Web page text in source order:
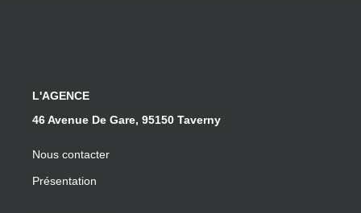
CONTACT
L'AGENCE
46 Avenue De Gare, 95150 Taverny
Nous contacter
Présentation